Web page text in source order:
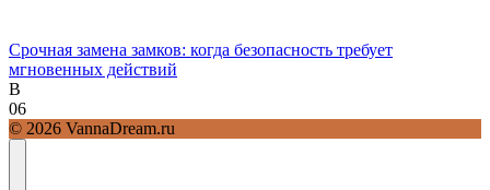
Срочная замена замков: когда безопасность требует
мгновенных действий
В
06
© 2026 VannaDream.ru